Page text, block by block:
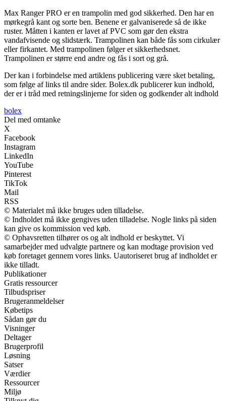
Max Ranger PRO er en trampolin med god sikkerhed. Den har en
mørkegrå kant og sorte ben. Benene er galvaniserede så de ikke
ruster. Måtten i kanten er lavet af PVC som gør den ekstra
vandafvisende og slidstærk. Trampolinen kan både fås som cirkulær
eller firkantet. Med trampolinen følger et sikkerhedsnet.
Trampolinen er større end andre og fås i sort og grå.
Der kan i forbindelse med artiklens publicering være sket betaling,
som følge af links til andre sider. Bolex.dk publicerer kun indhold,
der er i tråd med retningslinjerne for siden og godkender alt indhold
bolex
Del med omtanke
X
Facebook
Instagram
LinkedIn
YouTube
Pinterest
TikTok
Mail
RSS
© Materialet må ikke bruges uden tilladelse.
© Indholdet må ikke gengives uden tilladelse. Nogle links på siden
kan give os kommission ved køb.
© Ophavsretten tilhører os og alt indhold er beskyttet. Vi
samarbejder med udvalgte partnere og kan modtage provision ved
køb foretaget gennem vores links. Uautoriseret brug af indholdet er
ikke tilladt.
Publikationer
Gratis ressourcer
Tilbudspriser
Brugeranmeldelser
Købetips
Sådan gør du
Visninger
Deltager
Brugerprofil
Løsning
Satser
Værdier
Ressourcer
Miljø